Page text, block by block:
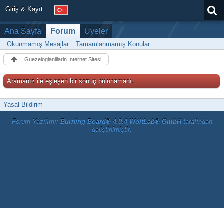
Giriş & Kayıt
Ana Sayfa Forum Üyeler
Okunmamış Mesajlar Tamamlanmamış Konular
Guezeloglanlilarin Internet Sitesi
Aramanız ile eşleşen bir sonuç bulunamadı.
Yasal Bildirim
Forum Yazılımı: Burning Board® 4.0.4, WoltLab® GmbHtarafından
geliştirilmiştir.